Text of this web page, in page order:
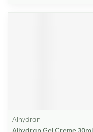
Alhydran
Alhydran Gel Creme 30ml